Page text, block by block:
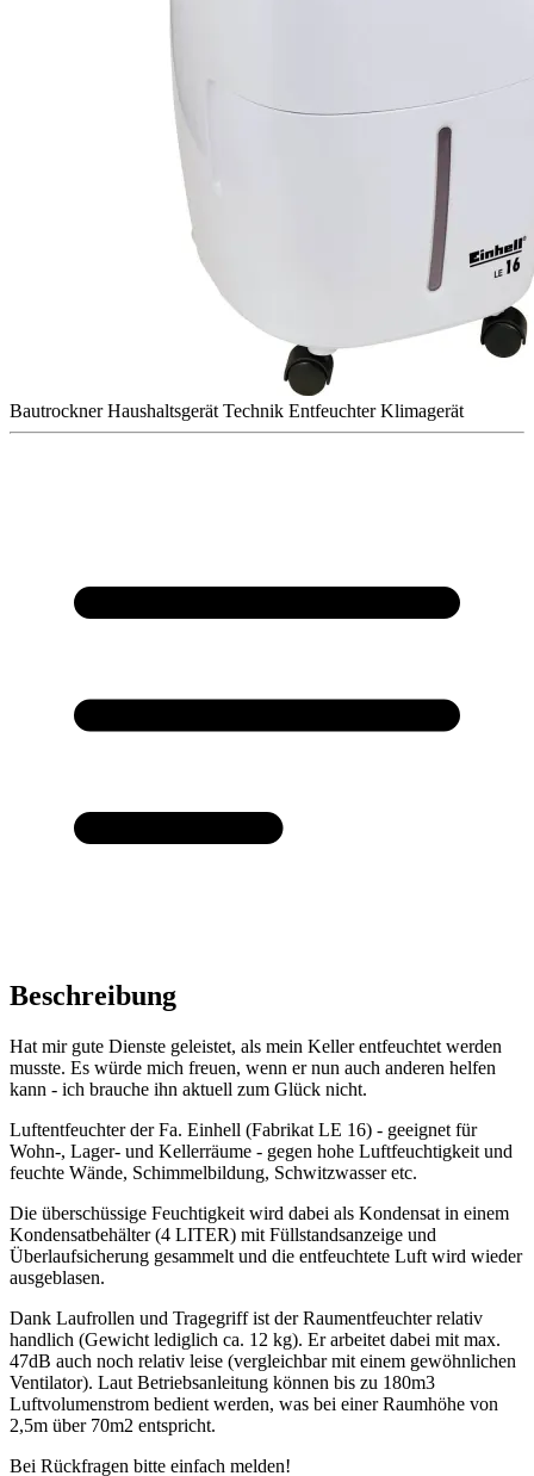
Bautrockner Haushaltsgerät Technik Entfeuchter Klimagerät
Beschreibung
Hat mir gute Dienste geleistet, als mein Keller entfeuchtet werden
musste. Es würde mich freuen, wenn er nun auch anderen helfen
kann - ich brauche ihn aktuell zum Glück nicht.
Luftentfeuchter der Fa. Einhell (Fabrikat LE 16) - geeignet für
Wohn-, Lager- und Kellerräume - gegen hohe Luftfeuchtigkeit und
feuchte Wände, Schimmelbildung, Schwitzwasser etc.
Die überschüssige Feuchtigkeit wird dabei als Kondensat in einem
Kondensatbehälter (4 LITER) mit Füllstandsanzeige und
Überlaufsicherung gesammelt und die entfeuchtete Luft wird wieder
ausgeblasen.
Dank Laufrollen und Tragegriff ist der Raumentfeuchter relativ
handlich (Gewicht lediglich ca. 12 kg). Er arbeitet dabei mit max.
47dB auch noch relativ leise (vergleichbar mit einem gewöhnlichen
Ventilator). Laut Betriebsanleitung können bis zu 180m3
Luftvolumenstrom bedient werden, was bei einer Raumhöhe von
2,5m über 70m2 entspricht.
Bei Rückfragen bitte einfach melden!